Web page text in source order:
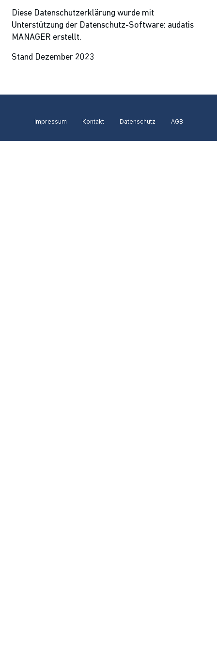
Diese Datenschutzerklärung wurde mit
Unterstützung der Datenschutz-Software: audatis
MANAGER erstellt.
Stand Dezember 2023
Impressum Kontakt Datenschutz AGB